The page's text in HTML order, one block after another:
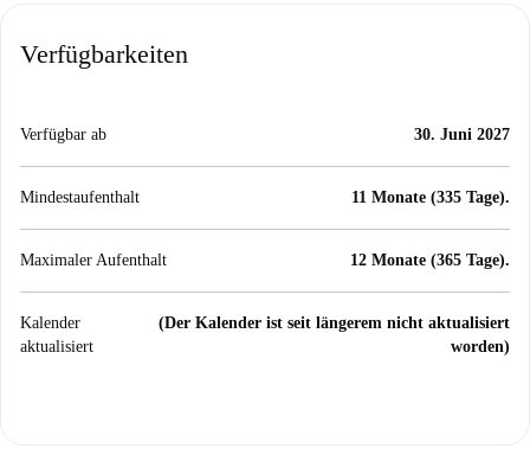
Verfügbarkeiten
Verfügbar ab 30. Juni 2027
Mindestaufenthalt 11 Monate (335 Tage).
Maximaler Aufenthalt 12 Monate (365 Tage).
Kalender
aktualisiert
(Der Kalender ist seit längerem nicht aktualisiert
worden)